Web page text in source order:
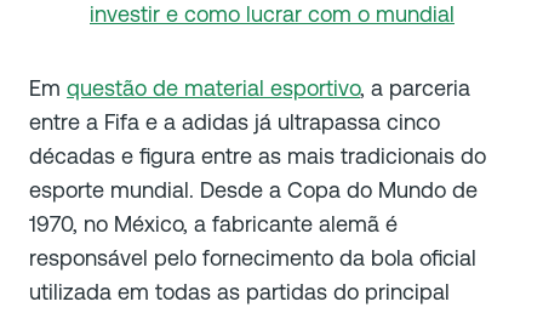
investir e como lucrar com o mundial
Em questão de material esportivo, a parceria
entre a Fifa e a adidas já ultrapassa cinco
décadas e figura entre as mais tradicionais do
esporte mundial. Desde a Copa do Mundo de
1970, no México, a fabricante alemã é
responsável pelo fornecimento da bola oficial
utilizada em todas as partidas do principal